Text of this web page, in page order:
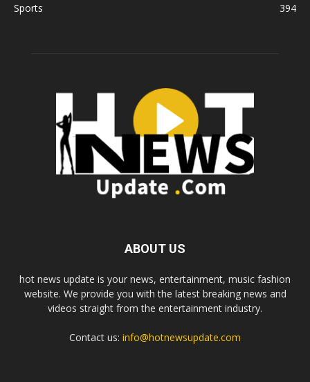
Sports
394
ABOUT US
hot news update is your news, entertainment, music fashion
website. We provide you with the latest breaking news and
videos straight from the entertainment industry.
Contact us: info@hotnewsupdate.com